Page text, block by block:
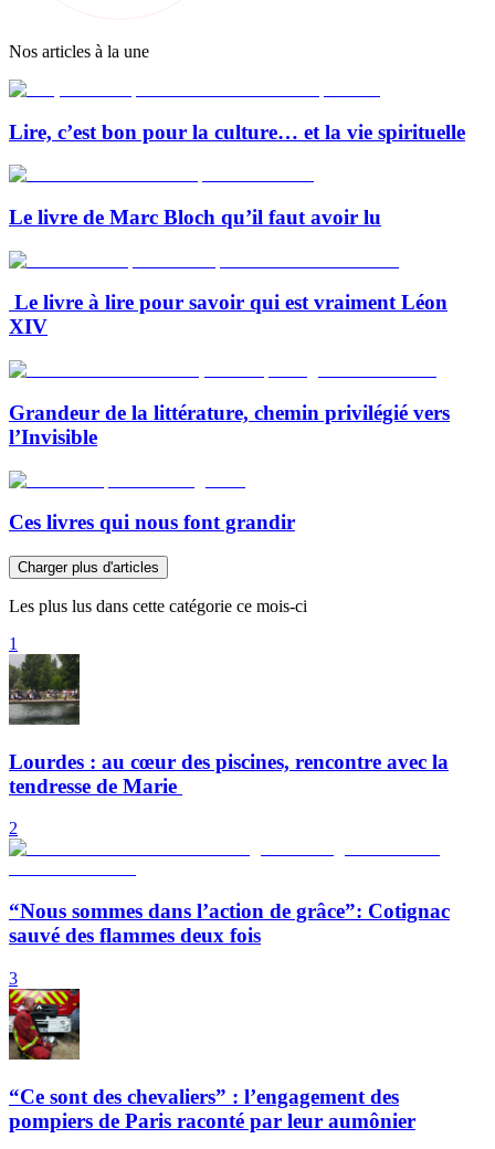
Nos articles à la une
Lire, c’est bon pour la culture… et la vie spirituelle
Le livre de Marc Bloch qu’il faut avoir lu
Le livre à lire pour savoir qui est vraiment Léon
XIV
Grandeur de la littérature, chemin privilégié vers
l’Invisible
Ces livres qui nous font grandir
Charger plus d'articles
Les plus lus dans cette catégorie ce mois-ci
1
Lourdes : au cœur des piscines, rencontre avec la
tendresse de Marie
2
“Nous sommes dans l’action de grâce”: Cotignac
sauvé des flammes deux fois
3
“Ce sont des chevaliers” : l’engagement des
pompiers de Paris raconté par leur aumônier